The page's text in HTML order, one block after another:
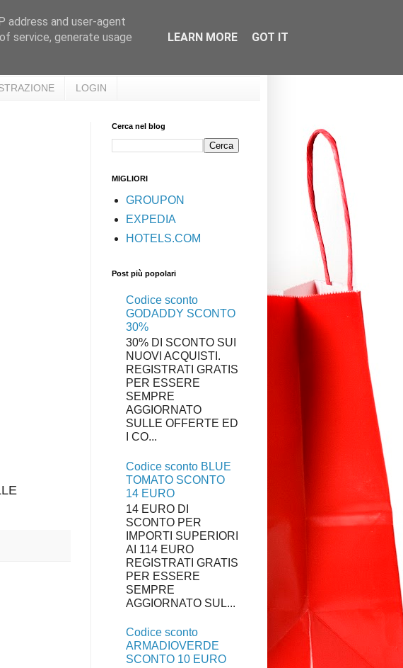
LOGIN
Cerca nel blog
MIGLIORI
GROUPON
EXPEDIA
HOTELS.COM
Post più popolari
Codice sconto
GODADDY SCONTO
30%
30% DI SCONTO SUI
NUOVI ACQUISTI.
REGISTRATI GRATIS
PER ESSERE
SEMPRE
AGGIORNATO
SULLE OFFERTE ED
I CO...
Codice sconto BLUE
TOMATO SCONTO
14 EURO
14 EURO DI
SCONTO PER
IMPORTI SUPERIORI
AI 114 EURO
REGISTRATI GRATIS
PER ESSERE
SEMPRE
AGGIORNATO SUL...
Codice sconto
ARMADIOVERDE
SCONTO 10 EURO
address and user-agent
service, generate usage
LEARN MORE GOT IT